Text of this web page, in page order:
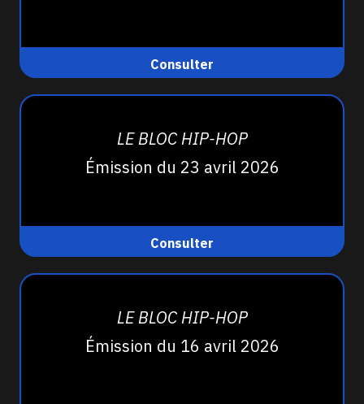
Consulter
LE BLOC HIP-HOP
Émission du 23 avril 2026
Consulter
LE BLOC HIP-HOP
Émission du 16 avril 2026